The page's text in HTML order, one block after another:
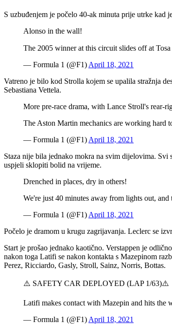
S uzbuđenjem je počelo 40-ak minuta prije utrke kad
Alonso in the wall!
The 2005 winner at this circuit slides off at
— Formula 1 (@F1) April 18, 2021
Vatreno je bilo kod Strolla kojem se upalila stražnja
Sebastiana Vettela.
More pre-race drama, with Lance Stroll's rear-
The Aston Martin mechanics are working hard
— Formula 1 (@F1) April 18, 2021
Staza nije bila jednako mokra na svim dijelovima. Svi
uspjeli sklopiti bolid na vrijeme.
Drenched in places, dry in others!
We're just 40 minutes away from lights out,
— Formula 1 (@F1) April 18, 2021
Počelo je dramom u krugu zagrijavanja. Leclerc se
Start je prošao jednako kaotično. Verstappen je
nakon toga Latifi se nakon kontakta s Mazepinom
Perez, Ricciardo, Gasly, Stroll, Sainz, Norris, Bottas.
⚠️ SAFETY CAR DEPLOYED (LAP 1/63)⚠️
Latifi makes contact with Mazepin and hits the
— Formula 1 (@F1) April 18, 2021